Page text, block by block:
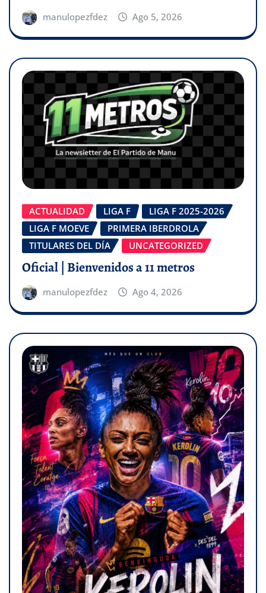
manulopezfdez Ago 5, 2026
ACTUALIDAD LIGA F
LIGA F 2025-2026
LIGA F MOEVE
PRIMERA IBERDROLA
TITULARES DEL DÍA
UNCATEGORIZED
Oficial | Bienvenidos a 11 metros
manulopezfdez Ago 4, 2026